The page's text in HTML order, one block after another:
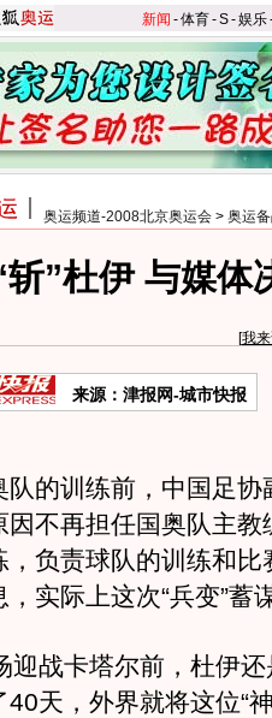
新闻 -体育-S-娱乐
奥运频道-2008北京奥运会 > 奥运
”杜伊 与媒体
[我
来源：津报网-城市快报
的训练前，中国足协
不再担任国奥队主教
，负责球队的训练和比
实际上这次“兵变”蓄
战卡塔尔前，杜伊还
天，外界就将这位“